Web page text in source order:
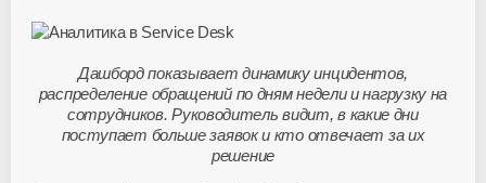
Дашборд показывает динамику инцидентов,
распределение обращений по дням недели и нагрузку на
сотрудников. Руководитель видит, в какие дни
поступает больше заявок и кто отвечает за их
решение